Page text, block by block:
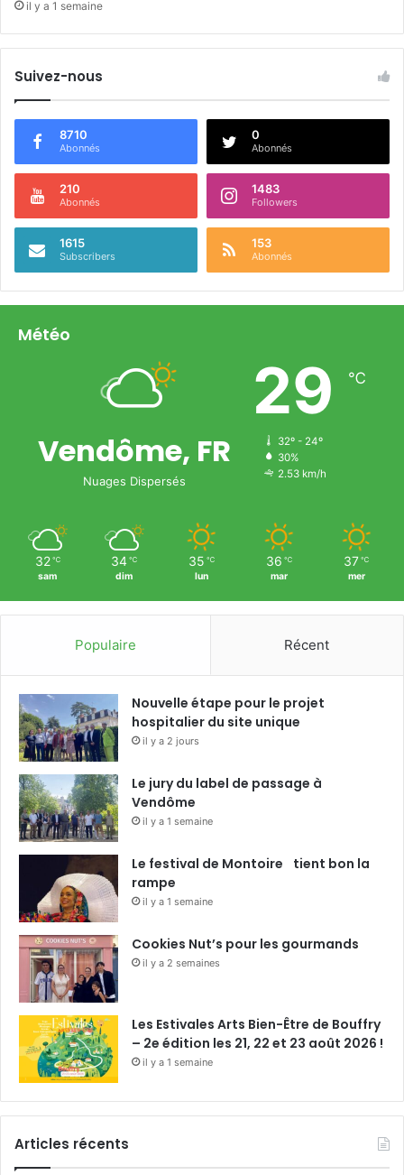
il y a 1 semaine
Suivez-nous
8710
Abonnés
0
Abonnés
210
Abonnés
1483
Followers
1615
Subscribers
153
Abonnés
Météo
Vendôme, FR
Nuages Dispersés
29 ℃
32º - 24º
30%
2.53 km/h
32 ℃
sam
34 ℃
dim
35 ℃
lun
36 ℃
mar
37 ℃
mer
Populaire Récent
Nouvelle étape pour le projet
hospitalier du site unique
il y a 2 jours
Le jury du label de passage à
Vendôme
il y a 1 semaine
Le festival de Montoire tient bon la
rampe
il y a 1 semaine
Cookies Nut’s pour les gourmands
il y a 2 semaines
Les Estivales Arts Bien-Être de Bouffry
– 2e édition les 21, 22 et 23 août 2026 !
il y a 1 semaine
Articles récents